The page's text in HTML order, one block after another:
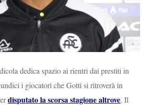
dedica spazio ai rientri dai prestiti in
i giocatori che Gotti si ritroverà in
disputato la scorsa stagione altrove. Il